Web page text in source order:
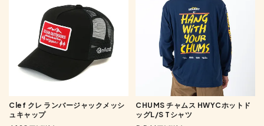
Clef クレ ランバージャックメッシ
ュキャップ
CHUMS チャムス HWYCホットド
ッグL/S Tシャツ